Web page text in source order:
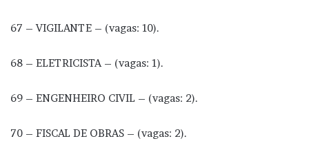
67 – VIGILANTE – (vagas: 10).
68 – ELETRICISTA – (vagas: 1).
69 – ENGENHEIRO CIVIL – (vagas: 2).
70 – FISCAL DE OBRAS – (vagas: 2).